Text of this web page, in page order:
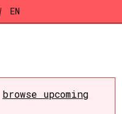
EN
browse upcoming